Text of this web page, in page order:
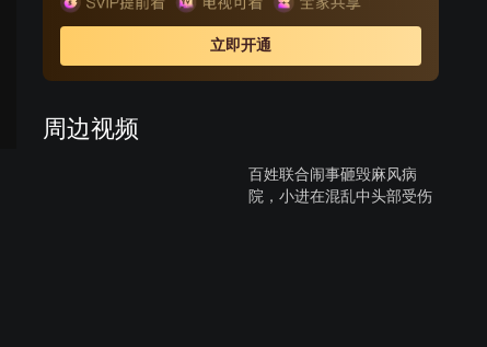
立即开通
周边视频
百姓联合闹事砸毁麻风病
院，小进在混乱中头部受伤